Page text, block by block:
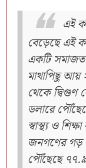
এই
বেড়েছে এই
একটি
মাথাপিছু আয়
থেকে দ্বিগুণ
ডলারে
স্বাস্থ্য ও
জনগণের
পৌঁছেছে